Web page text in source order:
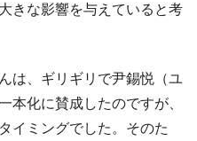
団』株価暴落で200兆蒸
登場！
ました」⇒ 耐久性「なさす
きな影響を与えていると考
は、ギリギリで尹錫悦（ユ
本化に賛成したのですが、
イミングでした。そのた